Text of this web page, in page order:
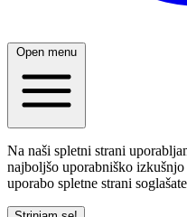
Open menu
Na naši spletni strani
najboljšo uporabniško
uporabo spletne strani